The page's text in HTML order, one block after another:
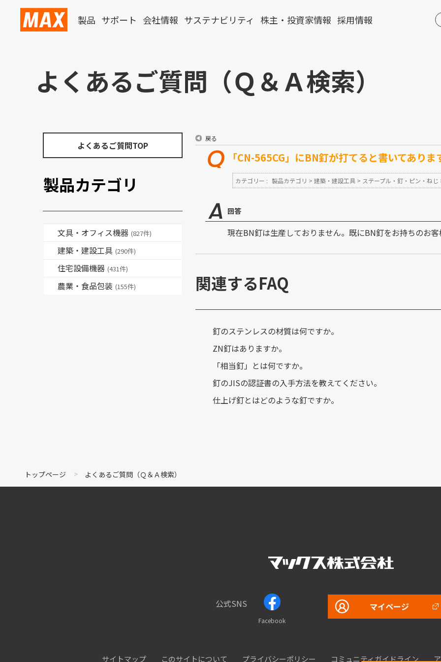
製品 サポート 会社情報 サステナビリティ 株主・投資家情報 採用情報
よくあるご質問（Ｑ＆Ａ検索）
よくあるご質問TOP
製品カテゴリ
文具・オフィス機器 (827件)
建築・建設工具 (290件)
住宅設備機器 (431件)
農業・食品包装 (155件)
戻る
「CN-565CG」にBN釘が打てると書いてあり
カテゴリー : 製品カテゴリ > 建築・建設工具 > ステープル・釘・ピン・ねじ
回答
現在BN釘は生産しておりません。既にBN釘をお持ちのお客
関連するFAQ
釘のステンレスの材質は何ですか。
ZN釘はありますか。
「相当釘」とは何ですか。
釘のJISの認証書の入手方法を教えてください。
仕上げ釘とはどのような釘ですか。
トップページ よくあるご質問（Ｑ＆Ａ検索）
公式SNS
Facebook
マイページ
サイトマップ このサイトについて プライバシーポリシー コミュニティガイドライン